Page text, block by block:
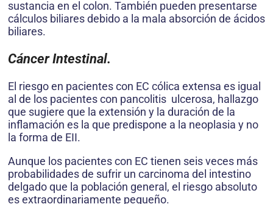
sustancia en el colon. También pueden presentarse
cálculos biliares debido a la mala absorción de ácidos
biliares.
Cáncer Intestinal.
El riesgo en pacientes con EC cólica extensa es igual
al de los pacientes con pancolitis ulcerosa, hallazgo
que sugiere que la extensión y la duración de la
inflamación es la que predispone a la neoplasia y no
la forma de EII.
Aunque los pacientes con EC tienen seis veces más
probabilidades de sufrir un carcinoma del intestino
delgado que la población general, el riesgo absoluto
es extraordinariamente pequeño.